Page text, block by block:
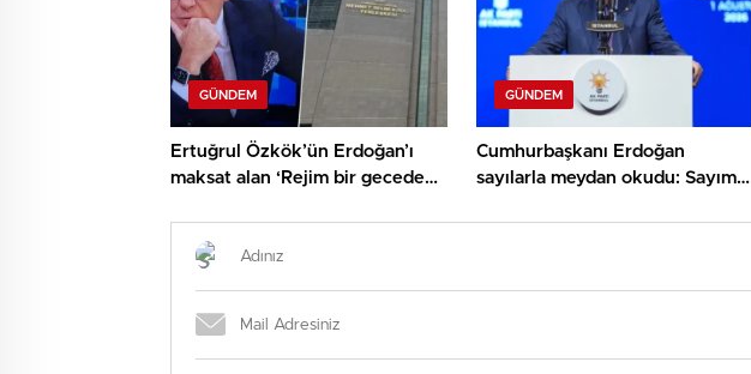
GÜNDEM
Ertuğrul Özkök’ün Erdoğan’ı
maksat alan ‘Rejim bir gecede
GÜNDEM
Cumhurbaşkanı Erdoğan
sayılarla meydan okudu: Sayımız